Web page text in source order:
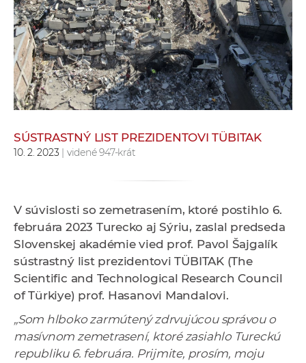
e
v
p
r
a
c
o
n
a
c
h
p
a
c
o
SÚSTRASTNÝ LIST PREZIDENTOVI TÜBITAK
10. 2. 2023 | videné 947-krát
V súvislosti so zemetrasením, ktoré postihlo 6.
februára 2023 Turecko aj Sýriu, zaslal predseda
Slovenskej akadémie vied prof. Pavol Šajgalík
sústrastný list prezidentovi TÜBITAK (The
Scientific and Technological Research Council
of Türkiye) prof. Hasanovi Mandalovi.
„Som hlboko zarmútený zdrvujúcou správou o
masívnom zemetrasení, ktoré zasiahlo Tureckú
republiku 6. februára. Prijmite, prosím, moju